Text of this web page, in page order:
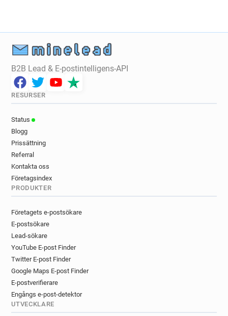
j************@lancashire.gov.uk
t***********@lancashire.gov.uk
a******@lancashire.gov.uk
h*******@lancashire.gov.uk
o***********@lancashire.gov.uk
r********@lancashire.gov.uk
j******@lancashire.gov.uk
w**********@lancashire.gov.uk
l*******@lancashire.gov.uk
d************@lancashire.gov.uk
j***********@lancashire.gov.uk
o********@lancashire.gov.uk
p******@lancashire.gov.uk
d************@lancashire.gov.uk
j******@lancashire.gov.uk
h********@lancashire.gov.uk
z*******@lancashire.gov.uk
q************@lancashire.gov.uk
f************@lancashire.gov.uk
h*******@lancashire.gov.uk
B2B Lead & E-postintelligens-API
RESURSER
Status
Blogg
Prissättning
Referral
Kontakta oss
Företagsindex
PRODUKTER
Företagets e-postsökare
E-postsökare
Lead-sökare
YouTube E-post Finder
Twitter E-post Finder
Google Maps E-post Finder
E-postverifierare
Engångs e-post-detektor
UTVECKLARE